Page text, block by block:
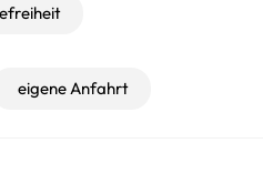
eigene Anfahrt